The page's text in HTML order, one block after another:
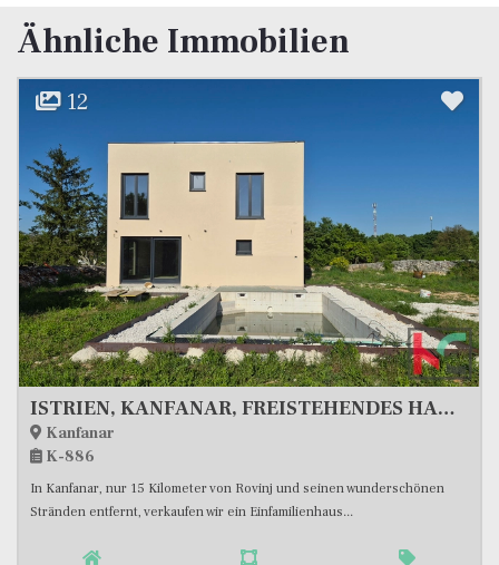
Ähnliche Immobilien
20
Haus, 174 m2, Verkauf, Pula
Pula
K-1090
In ruhiger Lage zwischen Pula und Štinjan, in einer gepflegten Siedlung
umgeben von Ferienhäusern, befindet sich ein modernes...